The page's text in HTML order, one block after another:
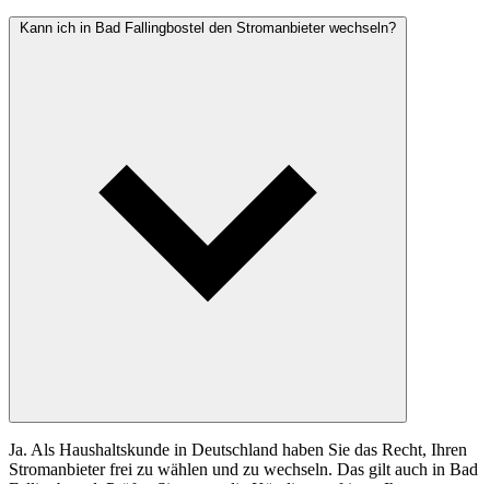
Kann ich in Bad Fallingbostel den Stromanbieter wechseln?
Ja. Als Haushaltskunde in Deutschland haben Sie das Recht, Ihren
Stromanbieter frei zu wählen und zu wechseln. Das gilt auch in Bad